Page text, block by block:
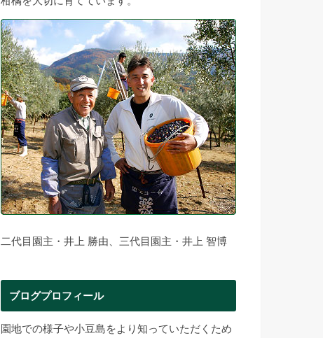
二代目園主・井上 勝由、三代目園主・井上 智博
ブログプロフィール
園地での様子や小豆島をより知っていただくため